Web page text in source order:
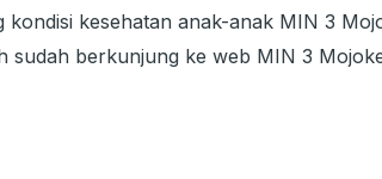
kondisi kesehatan anak-anak MIN 3
sudah berkunjung ke web MIN 3